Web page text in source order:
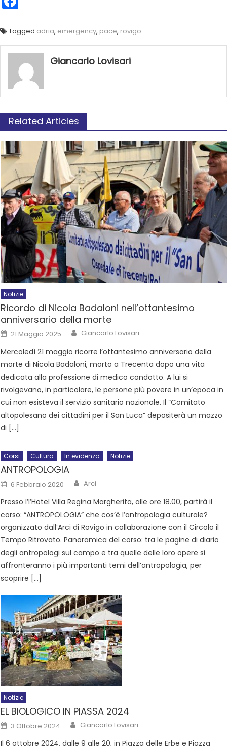
Tagged adria, emergency, pace, rovigo
Giancarlo Lovisari
Related Articles
Notizie
Ricordo di Nicola Badaloni nell’ottantesimo
anniversario della morte
21 Maggio 2025 Giancarlo Lovisari
Mercoledì 21 maggio ricorre l’ottantesimo anniversario della
morte di Nicola Badaloni, morto a Trecenta dopo una vita
dedicata alla professione di medico condotto. A lui si
rivolgevano, in particolare, le persone più povere in un’epoca in
cui non esisteva il servizio sanitario nazionale. Il “Comitato
altopolesano dei cittadini per il San Luca” depositerà un mazzo
di […]
Corsi Cultura In evidenza Notizie
ANTROPOLOGIA
6 Febbraio 2020 Arci
Presso l’l’Hotel Villa Regina Margherita, alle ore 18.00, partirà il
corso: “ANTROPOLOGIA” che cos’è l’antropologia culturale?
organizzato dall’Arci di Rovigo in collaborazione con il Circolo il
Tempo Ritrovato. Panoramica del corso: tra le pagine di diario
degli antropologi sul campo e tra quelle delle loro opere si
affronteranno i più importanti temi dell’antropologia, per
scoprire […]
Notizie
EL BIOLOGICO IN PIASSA 2024
3 Ottobre 2024 Giancarlo Lovisari
Il 6 ottobre 2024, dalle 9 alle 20, in Piazza delle Erbe e Piazza